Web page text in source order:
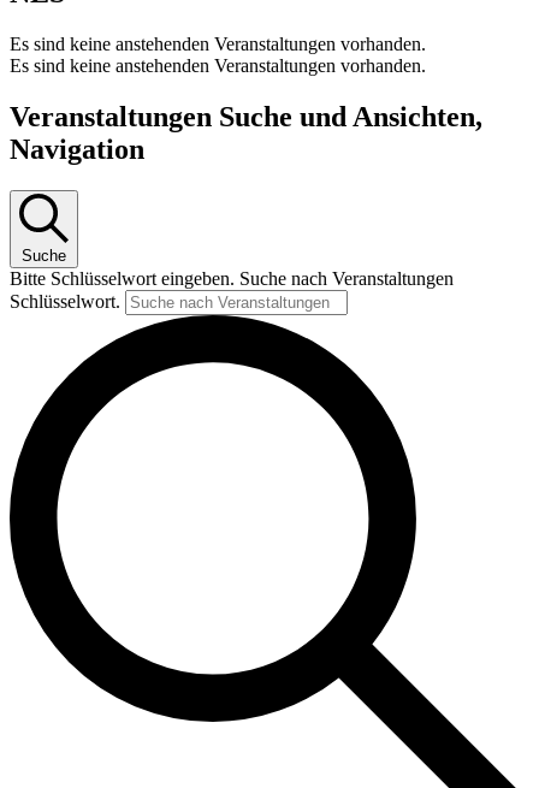
Es sind keine anstehenden Veranstaltungen vorhanden.
Es sind keine anstehenden Veranstaltungen vorhanden.
Veranstaltungen Suche und Ansichten,
Navigation
Suche
Bitte Schlüsselwort eingeben. Suche nach Veranstaltungen
Schlüsselwort.